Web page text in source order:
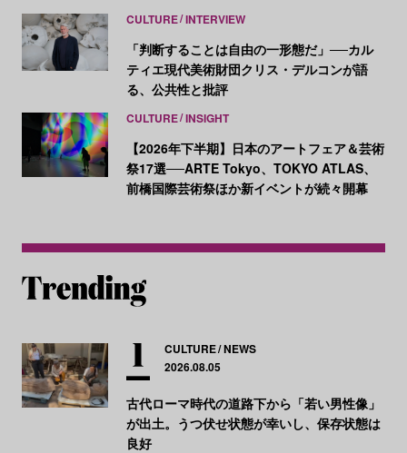
CULTURE INTERVIEW
「判断することは自由の一形態だ」──カル
ティエ現代美術財団クリス・デルコンが語
る、公共性と批評
CULTURE INSIGHT
【2026年下半期】日本のアートフェア＆芸術
祭17選──ARTE Tokyo、TOKYO ATLAS、
前橋国際芸術祭ほか新イベントが続々開幕
CULTURE NEWS
2026.08.05
古代ローマ時代の道路下から「若い男性像」
が出土。うつ伏せ状態が幸いし、保存状態は
良好